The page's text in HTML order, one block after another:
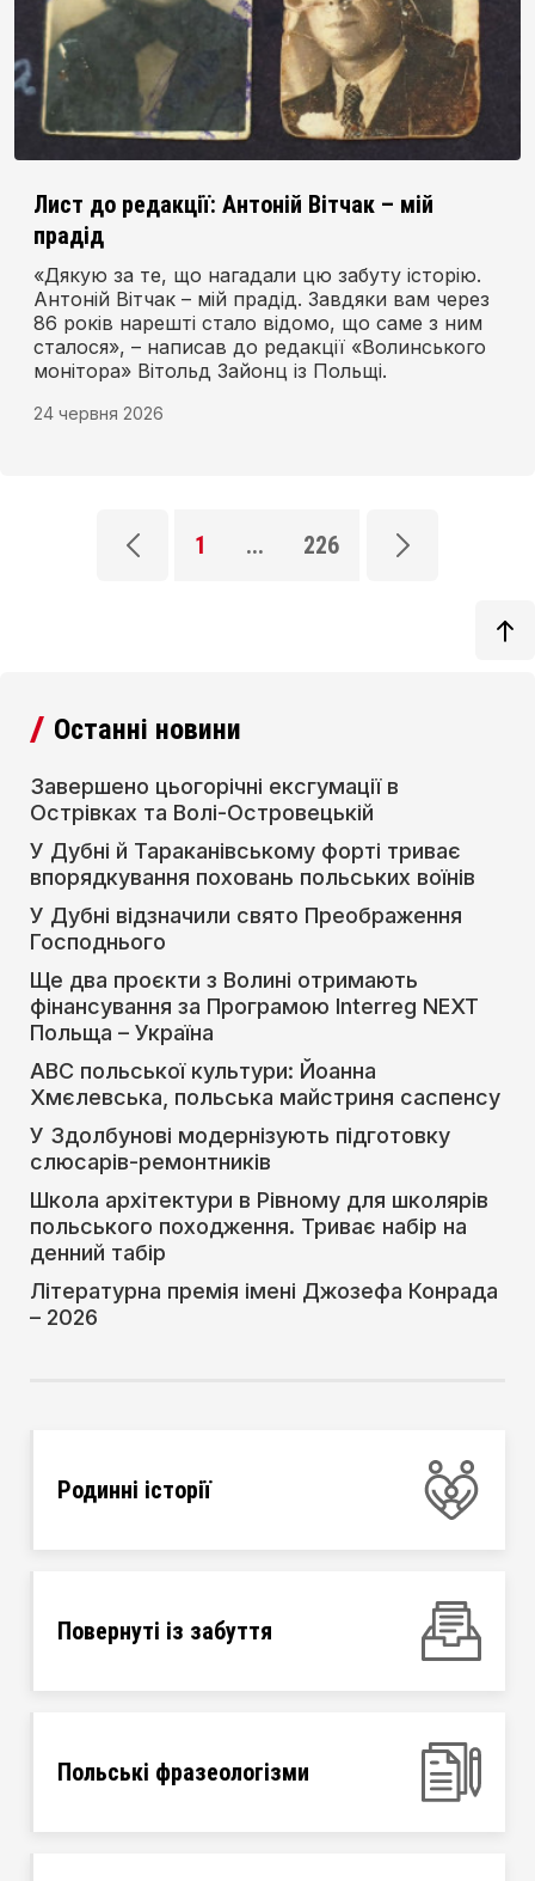
Лист до редакції: Антоній Вітчак – мій
прадід
«Дякую за те, що нагадали цю забуту історію.
Антоній Вітчак – мій прадід. Завдяки вам через
86 років нарешті стало відомо, що саме з ним
сталося», – написав до редакції «Волинського
монітора» Вітольд Зайонц із Польщі.
24 червня 2026
1 ... 226
Останні новини
Завершено цьогорічні ексгумації в
Острівках та Волі-Островецькій
У Дубні й Тараканівському форті триває
впорядкування поховань польських воїнів
У Дубні відзначили свято Преображення
Господнього
Ще два проєкти з Волині отримають
фінансування за Програмою Interreg NEXT
Польща – Україна
АВС польської культури: Йоанна
Хмєлевська, польська майстриня саспенсу
У Здолбунові модернізують підготовку
слюсарів-ремонтників
Школа архітектури в Рівному для школярів
польського походження. Триває набір на
денний табір
Літературна премія імені Джозефа Конрада
– 2026
Родинні історії
Повернуті із забуття
Польські фразеологізми